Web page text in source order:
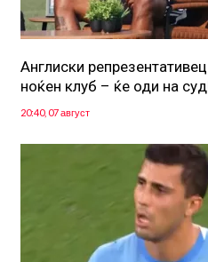
Англиски
ноќен клуб – ќе оди на
20:40, 07 август